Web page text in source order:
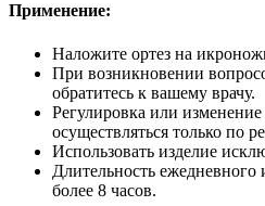
Применение:
Наложите ортез на
При возникновении
обратитесь к вашему врачу.
Регулировка или
осуществляться только по
Использовать изделие
Длительность ежедневного
более 8 часов.